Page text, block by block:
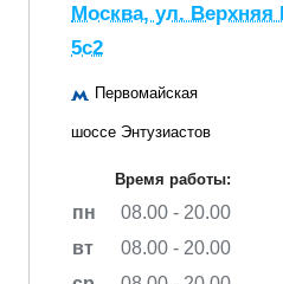
Москва, ул. Верхняя
5с2
Первомайская
шоссе Энтузиастов
Время работы:
пн
08.00 - 20.00
вт
08.00 - 20.00